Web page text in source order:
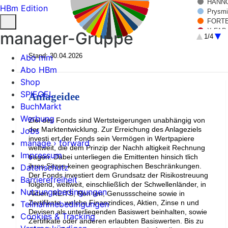
X-
ITM
L
SIKA
Rest
1/4
Stand: 30.04.2026
Anlageidee
Ziel des Fonds sind Wertsteigerungen unabhängig von
der Marktentwicklung. Zur Erreichung des Anlageziels
investi ert der Fonds sein Vermögen in Wertpapiere
weltweit, die dem Prinzip der Nachh altigkeit Rechnung
tragen. Dabei unterliegen die Emittenten hinsich tlich
ihres Sitzes keinen geographischen Beschränkungen.
Der Fonds investiert dem Grundsatz der Risikostreuung
folgend, weltweit, einschließlich der Schwellenländer, in
Aktien, REITS, Ren ten, Genussscheine sowie in
Zertifikate, welche Finanzindices, Aktien, Zinse n und
Devisen als unterliegenden Basiswert beinhalten, sowie
Zertifikate oder anderen erlaubten Basiswerten. Bis zu
HBm Edition
manager-Gruppe
Abo mm
Abo HBm
Shop
SPIEGEL
BuchMarkt
Werbung
Jobs
manage › forward
Impressum
Datenschutz
Barrierefreiheit
Nutzungsbedingungen
Teilnahmebedingungen
Cookies & Tracking